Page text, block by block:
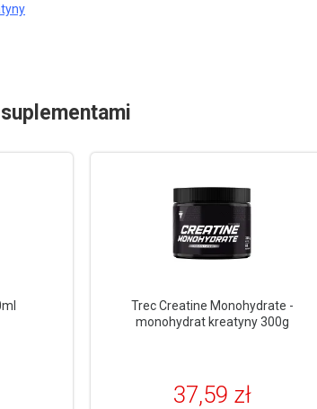
Trec Creatine Monohydrate -
monohydrat kreatyny 300g
37,59 zł